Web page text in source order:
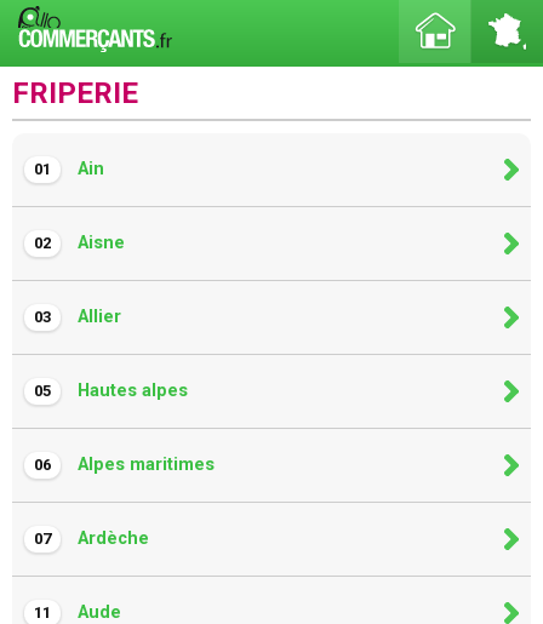
FRIPERIE
01 Ain
02 Aisne
03 Allier
05 Hautes alpes
06 Alpes maritimes
07 Ardèche
11 Aude